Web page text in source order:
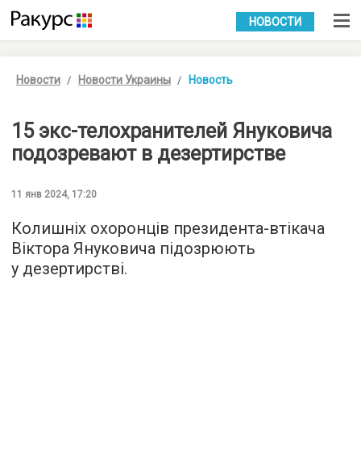
УКР РУС
НОВОСТИ
Новости Новости Украины Новость
15 экс-телохранителей Януковича
подозревают в дезертирстве
11 янв 2024, 17:20
Колишніх охоронців президента-втікача
Віктора Януковича підозрюють
у дезертирстві.